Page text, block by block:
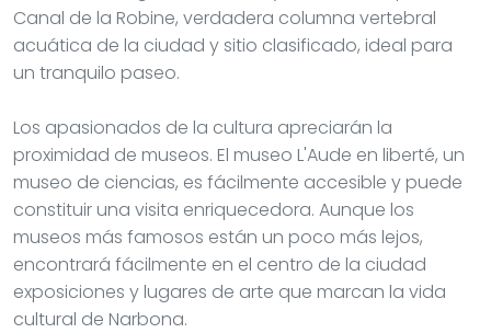
Canal de la Robine, verdadera columna vertebral
acuática de la ciudad y sitio clasificado, ideal para
un tranquilo paseo.
Los apasionados de la cultura apreciarán la
proximidad de museos. El museo L'Aude en liberté, un
museo de ciencias, es fácilmente accesible y puede
constituir una visita enriquecedora. Aunque los
museos más famosos están un poco más lejos,
encontrará fácilmente en el centro de la ciudad
exposiciones y lugares de arte que marcan la vida
cultural de Narbona.